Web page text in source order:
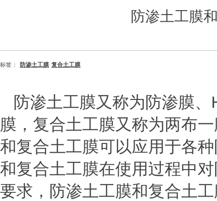
防渗土工膜
标签： 防渗土工膜 复合土工膜
防渗土工膜又称为防渗膜、
膜，复合土工膜又称为两布
和复合土工膜可以应用于各
和复合土工膜在使用过程中
要求，防渗土工膜和复合土